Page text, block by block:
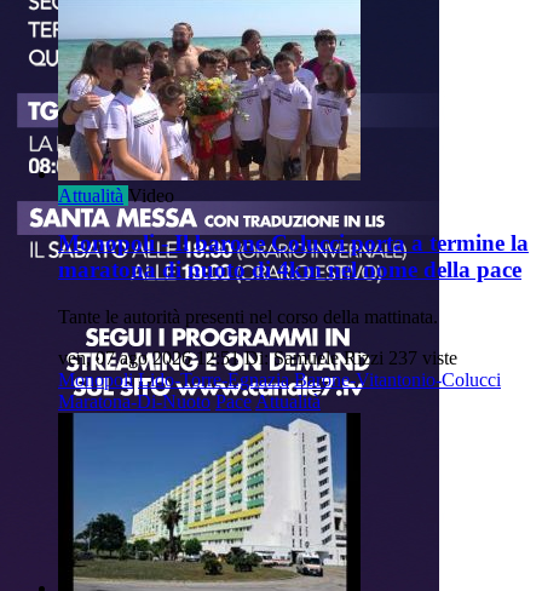
Attualità Video
Monopoli - Il barone Colucci porta a termine la
maratona di nuoto di 4km nel nome della pace
Tante le autorità presenti nel corso della mattinata.
ven, 07 ago 2026 12:51 Di: Samuele Rizzi 237 viste
Monopoli Lido-Torre-Egnazia Barone-Vitantonio-Colucci
Maratona-Di-Nuoto PaceAttualità